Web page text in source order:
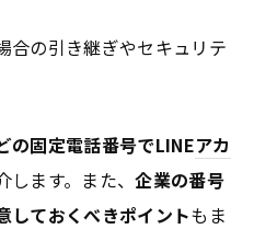
合の引き継ぎやセキュリテ
の固定電話番号でLINEアカ
します。また、企業の番号
しておくべきポイントもま